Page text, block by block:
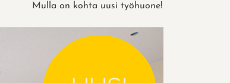
Mulla on kohta uusi työhuone!